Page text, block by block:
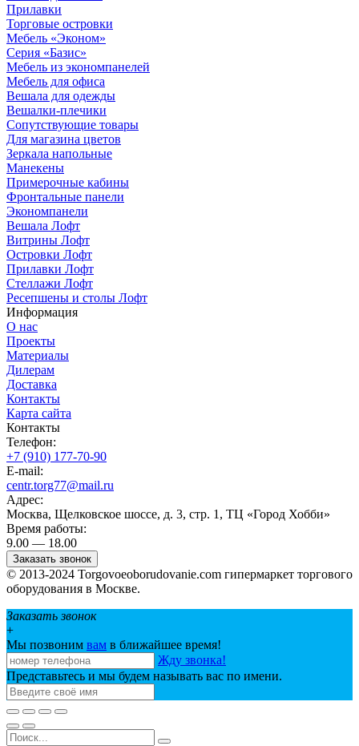
Прилавки
Торговые островки
Мебель «Эконом»
Серия «Базис»
Мебель из экономпанелей
Мебель для офиса
Вешала для одежды
Вешалки-плечики
Сопутствующие товары
Для магазина цветов
Зеркала напольные
Манекены
Примерочные кабины
Фронтальные панели
Экономпанели
Вешала Лофт
Витрины Лофт
Островки Лофт
Прилавки Лофт
Стеллажи Лофт
Ресепшены и столы Лофт
Информация
О нас
Проекты
Материалы
Дилерам
Доставка
Контакты
Карта сайта
Контакты
Телефон:
+7 (910) 177-70-90
E-mail:
centr.torg77@mail.ru
Адрес:
Москва, Щелковское шоссе, д. 3, стр. 1, ТЦ «Город Хобби»
Время работы:
9.00 — 18.00
Заказать звонок
© 2013-2024 Torgovoeoborudovanie.com гипермаркет торгового
оборудования в Москве.
Заказать звонок
+
Мы позвоним вам в ближайшее время!
Жду звонка!
Представьтесь и мы будем называть вас по имени.